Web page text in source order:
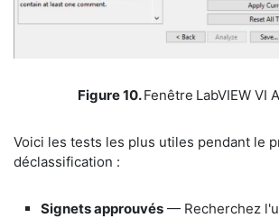
​Figure 10.Fenêtre LabVIEW VI
​Voici les tests les plus utiles pendant le
déclassification :
Signets approuvés — Recherchez